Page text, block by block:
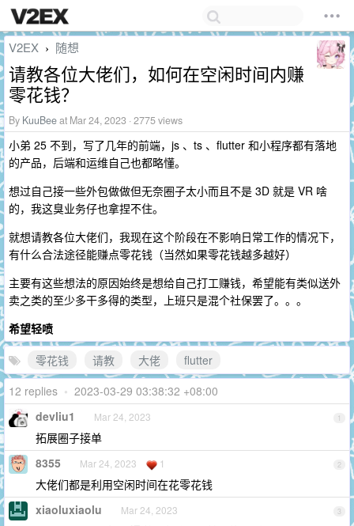
V2EX › 随想
请教各位大佬们，如何在空闲时间内赚
零花钱？
By KuuBeeat Mar 24, 2023 · 2775 views
小弟 25 不到，写了几年的前端，js 、ts 、flutter 和小程序都有落地
的产品，后端和运维自己也都略懂。
想过自己接一些外包做做但无奈圈子太小而且不是 3D 就是 VR 啥
的，我这臭业务仔也拿捏不住。
就想请教各位大佬们，我现在这个阶段在不影响日常工作的情况下，
有什么合法途径能赚点零花钱（当然如果零花钱越多越好）
主要有这些想法的原因始终是想给自己打工赚钱，希望能有类似送外
卖之类的至少多干多得的类型，上班只是混个社保罢了。。。
希望轻喷
零花钱
请教 大佬
flutter
12 replies • 2023-03-29 03:38:32 +08:00
1
devliu1 Mar 24, 2023
拓展圈子接单
2
8355 Mar 24, 2023 1
大佬们都是利用空闲时间在花零花钱
3
xiaoluxiaolu Mar 24, 2023